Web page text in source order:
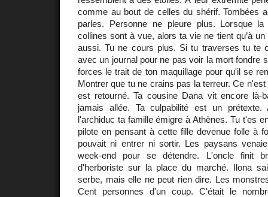
comme au bout de celles du shérif. Tombées
parles. Personne ne pleure plus. Lorsque
collines sont à vue, alors ta vie ne tient qu’à un
aussi. Tu ne cours plus. Si tu traverses tu te
avec un journal pour ne pas voir la mort fondre
forces le trait de ton maquillage pour qu'il se
Montrer que tu ne crains pas la terreur. Ce
est retourné. Ta cousine Dana vit encore
jamais allée. Ta culpabilité est un prétexte.
l'archiduc ta famille émigre à Athènes. Tu t'es
pilote en pensant à cette fille devenue folle à
pouvait ni entrer ni sortir. Les paysans
week-end pour se détendre. L'oncle finit
d'herboriste sur la place du marché. Ilona
serbe, mais elle ne peut rien dire. Les
Cent personnes d'un coup. C'était le